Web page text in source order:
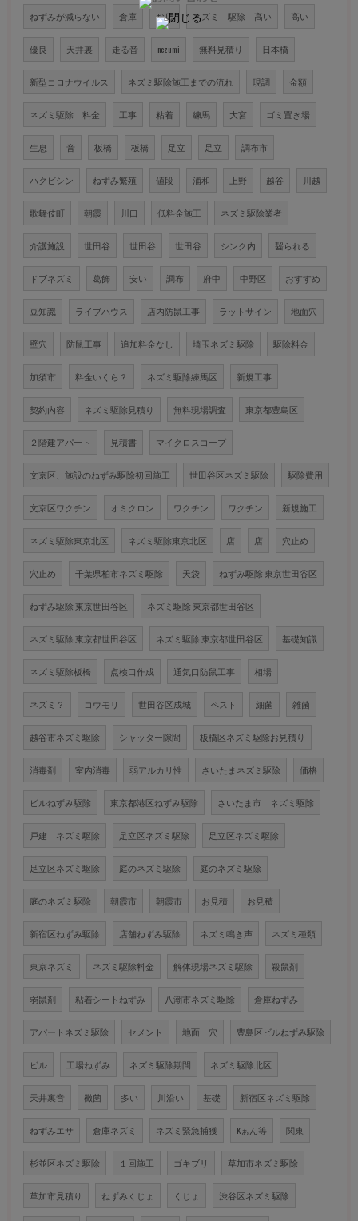
ねずみが減らない 倉庫 お店 ネズミ 駆除 高い 高い
優良 天井裏 走る音 nezumi 無料見積り 日本橋
新型コロナウイルス ネズミ駆除施工までの流れ 現調 金額
ネズミ駆除 料金 工事 粘着 練馬 大宮 ゴミ置き場
生息 音 板橋 板橋 足立 足立 調布市
ハクビシン ねずみ繁殖 値段 浦和 上野 越谷 川越
歌舞伎町 朝霞 川口 低料金施工 ネズミ駆除業者
介護施設 世田谷 世田谷 世田谷 シンク内 齧られる
ドブネズミ 葛飾 安い 調布 府中 中野区 おすすめ
豆知識 ライブハウス 店内防鼠工事 ラットサイン 地面穴
壁穴 防鼠工事 追加料金なし 埼玉ネズミ駆除 駆除料金
加須市 料金いくら？ ネズミ駆除練馬区 新規工事
契約内容 ネズミ駆除見積り 無料現場調査 東京都豊島区
２階建アパート 見積書 マイクロスコープ
文京区、施設のねずみ駆除初回施工 世田谷区ネズミ駆除 駆除費用
文京区ワクチン オミクロン ワクチン ワクチン 新規施工
ネズミ駆除東京北区 ネズミ駆除東京北区 店 店 穴止め
穴止め 千葉県柏市ネズミ駆除 天袋 ねずみ駆除 東京世田谷区
ねずみ駆除 東京世田谷区 ネズミ駆除 東京都世田谷区
ネズミ駆除 東京都世田谷区 ネズミ駆除 東京都世田谷区 基礎知識
ネズミ駆除板橋 点検口作成 通気口防鼠工事 相場
ネズミ？ コウモリ 世田谷区成城 ペスト 細菌 雑菌
越谷市ネズミ駆除 シャッター隙間 板橋区ネズミ駆除お見積り
消毒剤 室内消毒 弱アルカリ性 さいたまネズミ駆除 価格
ビルねずみ駆除 東京都港区ねずみ駆除 さいたま市 ネズミ駆除
戸建 ネズミ駆除 足立区ネズミ駆除 足立区ネズミ駆除
足立区ネズミ駆除 庭のネズミ駆除 庭のネズミ駆除
庭のネズミ駆除 朝霞市 朝霞市 お見積 お見積
新宿区ねずみ駆除 店舗ねずみ駆除 ネズミ鳴き声 ネズミ種類
東京ネズミ ネズミ駆除料金 解体現場ネズミ駆除 殺鼠剤
弱鼠剤 粘着シートねずみ 八潮市ネズミ駆除 倉庫ねずみ
アパートネズミ駆除 セメント 地面 穴 豊島区ビルねずみ駆除
ビル 工場ねずみ ネズミ駆除期間 ネズミ駆除北区
天井裏音 黴菌 多い 川沿い 基礎 新宿区ネズミ駆除
ねずみエサ 倉庫ネズミ ネズミ緊急捕獲 Kぁん等 関東
杉並区ネズミ駆除 １回施工 ゴキブリ 草加市ネズミ駆除
草加市見積り ねずみくじょ くじょ 渋谷区ネズミ駆除